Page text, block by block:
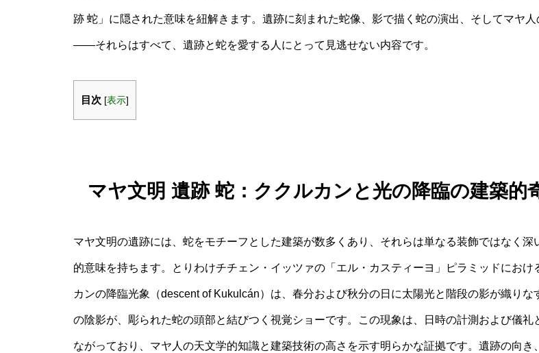
跡 蛇」に隠された意味を紐解きます。遺跡に刻まれた蛇像、影で描く蛇の演出、そしてマヤ
――それらはすべて、遺跡と蛇を愛する人にとって見逃せない内容です。
目次 [表示]
マヤ文明 遺跡 蛇：ククルカンと光の降臨の建築的
マヤ文明の遺跡には、蛇をモチーフとした建築が数多くあり、それらは単なる装飾ではなく深
的意味を持ちます。とりわけチチェン・イッツァの「エル・カスティーヨ」ピラミッドにおけ
カンの降臨光象（descent of Kukulcán）は、春分および秋分の日に太陽光と階段の影が織りな
の陰影が、彫られた蛇の頭部と結びつく視覚ショーです。この現象は、日時の計測および儀礼
ながっており、マヤ人の天文学的知識と建築技術の高さを示す明らかな証拠です。遺跡の向き